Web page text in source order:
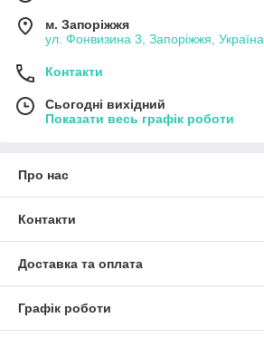
м. Запоріжжя
ул. Фонвизина 3, Запоріжжя, Україна
Контакти
Сьогодні вихідний
Показати весь графік роботи
Про нас
Контакти
Доставка та оплата
Графік роботи